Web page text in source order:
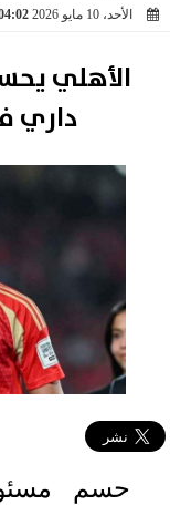
الأحد، 10 مايو 2026
04:02
الأهلي
داري
حسم